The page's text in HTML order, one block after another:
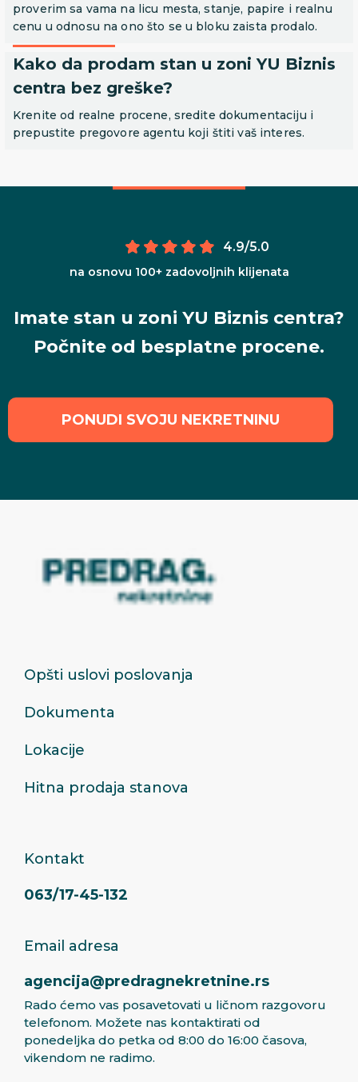
proverim sa vama na licu mesta, stanje, papire i realnu
cenu u odnosu na ono što se u bloku zaista prodalo.
Kako da prodam stan u zoni YU Biznis
centra bez greške?
Krenite od realne procene, sredite dokumentaciju i
prepustite pregovore agentu koji štiti vaš interes.
4.9/5.0
na osnovu 100+ zadovoljnih klijenata
Imate stan u zoni YU Biznis centra?
Počnite od besplatne procene.
PONUDI SVOJU NEKRETNINU
Opšti uslovi poslovanja
Dokumenta
Lokacije
Hitna prodaja stanova
Kontakt
063/17-45-132
Email adresa
agencija@predragnekretnine.rs
Rado ćemo vas posavetovati u ličnom razgovoru
telefonom. Možete nas kontaktirati od
ponedeljka do petka od 8:00 do 16:00 časova,
vikendom ne radimo.